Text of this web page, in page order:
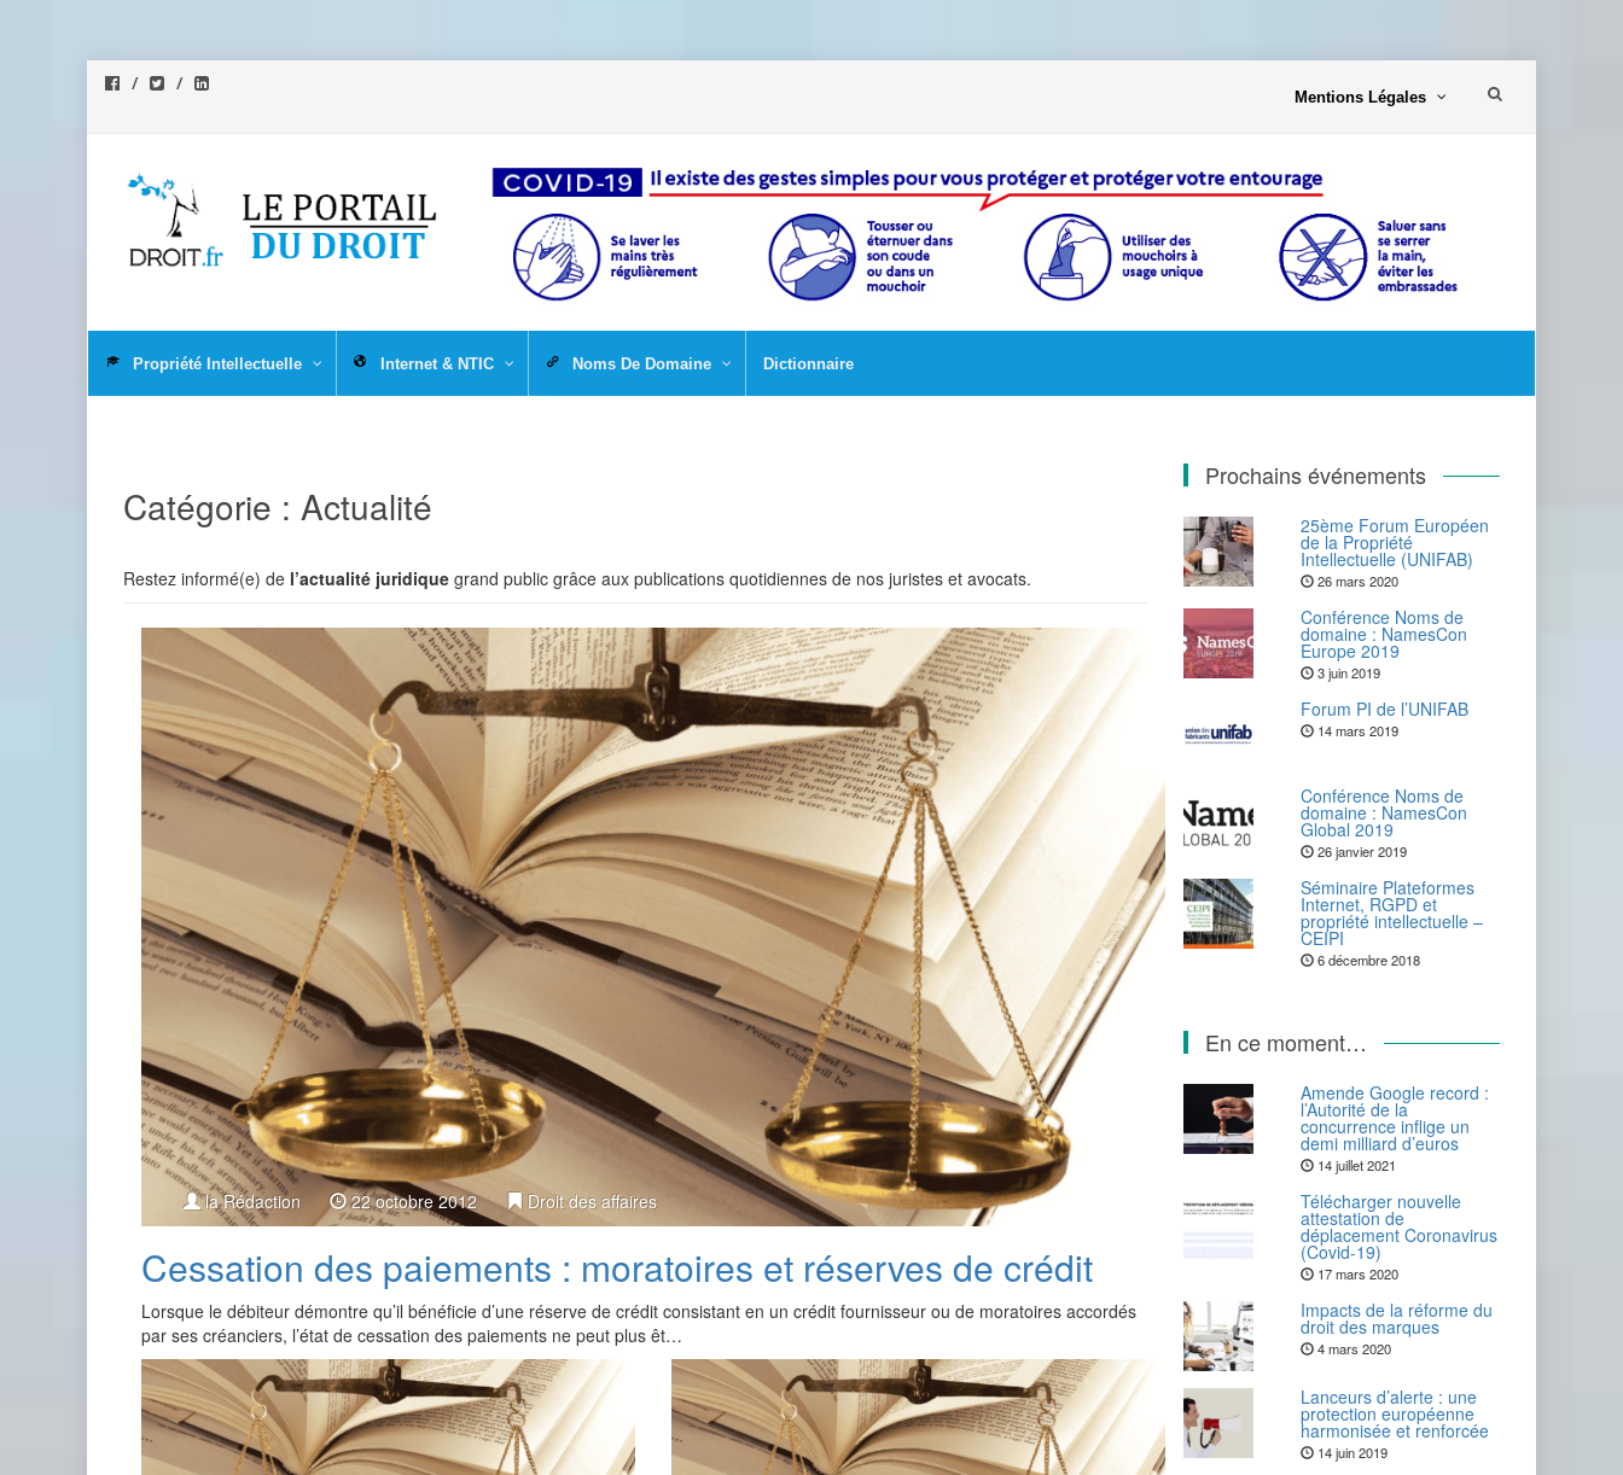
contenu
Mentions Légales
contenu
Propriété Intellectuelle Internet & NTIC Noms De Domaine Dictionnaire
Catégorie : Actualité
Restez informé(e) de l’actualité juridique grand public grâce aux publications quotidiennes de nos juristes et avocats.
la Rédaction 22 octobre 2012 Droit des affaires
Cessation des paiements : moratoires et réserves de crédit
Lorsque le débiteur démontre qu’il bénéficie d’une réserve de crédit consistant en un crédit fournisseur ou de moratoires accordés
par ses créanciers, l’état de cessation des paiements ne peut plus êt…
Prochains événements
25ème Forum Européen
de la Propriété
Intellectuelle (UNIFAB)
26 mars 2020
Conférence Noms de
domaine : NamesCon
Europe 2019
3 juin 2019
Forum PI de l’UNIFAB
14 mars 2019
Conférence Noms de
domaine : NamesCon
Global 2019
26 janvier 2019
Séminaire Plateformes
Internet, RGPD et
propriété intellectuelle –
CEIPI
6 décembre 2018
En ce moment…
Amende Google record :
l’Autorité de la
concurrence inflige un
demi milliard d’euros
14 juillet 2021
Télécharger nouvelle
attestation de
déplacement Coronavirus
(Covid-19)
17 mars 2020
Impacts de la réforme du
droit des marques
4 mars 2020
Lanceurs d’alerte : une
protection européenne
harmonisée et renforcée
14 juin 2019